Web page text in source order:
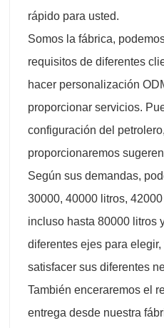
rápido para usted.
Somos la fábrica,
requisitos de diferentes
hacer personalización
proporcionar servicios.
configuración del
proporcionaremos
Según sus demandas,
30000, 40000 litros,
incluso hasta 80000 litros
diferentes ejes para
satisfacer sus diferentes
También enceraremos el
entrega desde nuestra